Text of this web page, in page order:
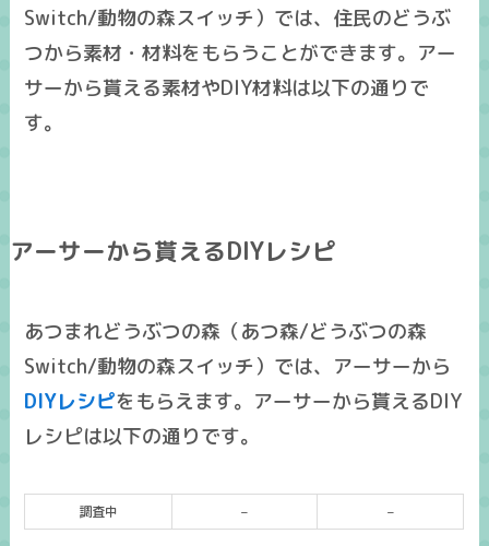
Switch/動物の森スイッチ）では、住民のどうぶ
つから素材・材料をもらうことができます。アー
サーから貰える素材やDIY材料は以下の通りで
す。
アーサーから貰えるDIYレシピ
あつまれどうぶつの森（あつ森/どうぶつの森
Switch/動物の森スイッチ）では、アーサーから
DIYレシピをもらえます。アーサーから貰えるDIY
レシピは以下の通りです。
調査中 – –